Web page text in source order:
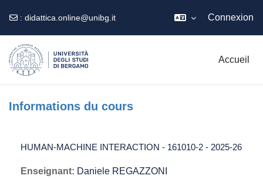
: didattica.online@unibg.it Connexion
Accueil
Informations du cours
HUMAN-MACHINE INTERACTION - 161010-2 - 2025-26
Enseignant: Daniele REGAZZONI